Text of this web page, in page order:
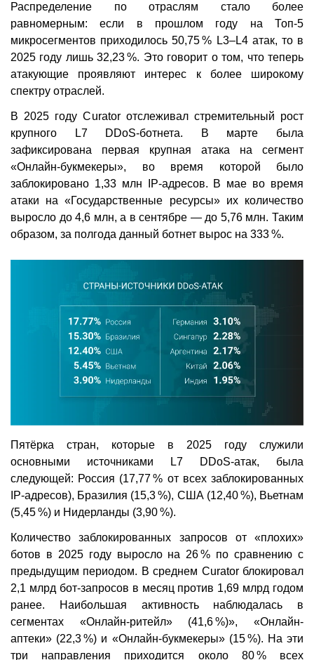
Распределение по отраслям стало более
равномерным: если в прошлом году на Топ-5
микросегментов приходилось 50,75 % L3–L4 атак, то в
2025 году лишь 32,23 %. Это говорит о том, что теперь
атакующие проявляют интерес к более широкому
спектру отраслей.
В 2025 году Curator отслеживал стремительный рост
крупного L7 DDoS-ботнета. В марте была
зафиксирована первая крупная атака на сегмент
«Онлайн-букмекеры», во время которой было
заблокировано 1,33 млн IP-адресов. В мае во время
атаки на «Государственные ресурсы» их количество
выросло до 4,6 млн, а в сентябре — до 5,76 млн. Таким
образом, за полгода данный ботнет вырос на 333 %.
Пятёрка стран, которые в 2025 году служили
основными источниками L7 DDoS-атак, была
следующей: Россия (17,77 % от всех заблокированных
IP-адресов), Бразилия (15,3 %), США (12,40 %), Вьетнам
(5,45 %) и Нидерланды (3,90 %).
Количество заблокированных запросов от «плохих»
ботов в 2025 году выросло на 26 % по сравнению с
предыдущим периодом. В среднем Curator блокировал
2,1 млрд бот-запросов в месяц против 1,69 млрд годом
ранее. Наибольшая активность наблюдалась в
сегментах «Онлайн-ритейл» (41,6 %)», «Онлайн-
аптеки» (22,3 %) и «Онлайн-букмекеры» (15 %). На эти
три направления приходится около 80 % всех